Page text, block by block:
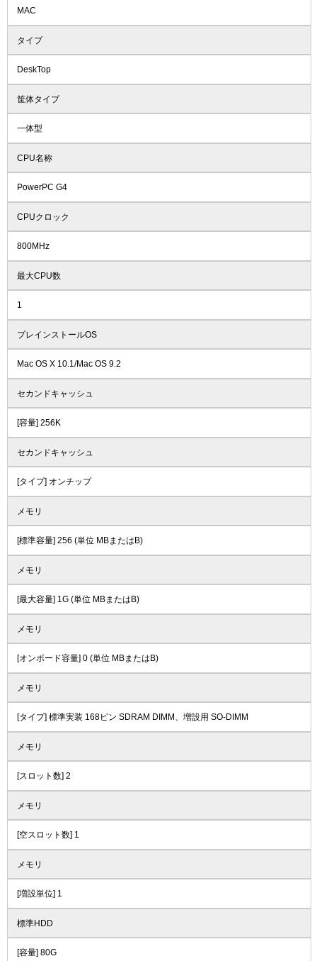
MAC
タイプ
DeskTop
筐体タイプ
一体型
CPU名称
PowerPC G4
CPUクロック
800MHz
最大CPU数
1
プレインストールOS
Mac OS X 10.1/Mac OS 9.2
セカンドキャッシュ
[容量] 256K
セカンドキャッシュ
[タイプ] オンチップ
メモリ
[標準容量] 256 (単位 MBまたはB)
メモリ
[最大容量] 1G (単位 MBまたはB)
メモリ
[オンボード容量] 0 (単位 MBまたはB)
メモリ
[タイプ] 標準実装 168ピン SDRAM DIMM、増設用 SO-DIMM
メモリ
[スロット数] 2
メモリ
[空スロット数] 1
メモリ
[増設単位] 1
標準HDD
[容量] 80G